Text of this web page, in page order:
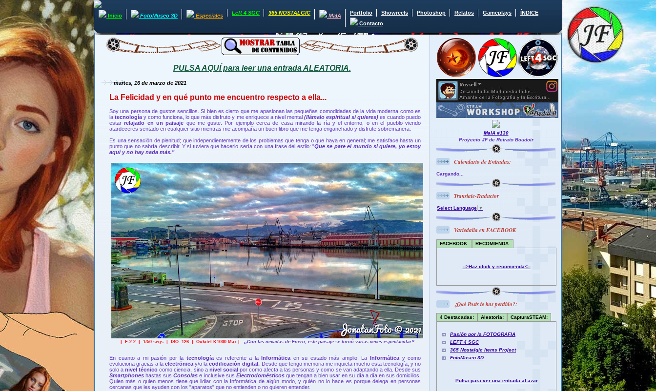
Inicio FotoMuseo 3D Especiales Left 4 SGC 365 NOSTALGIC MaIA Portfolio Showreels Photoshop Relatos Gameplays
ÍNDICE
Contacto
PULSA AQUÍ para leer una entrada ALEATORIA.
martes, 16 de marzo de 2021
La Felicidad y en qué punto me encuentro respecto a ella...
Soy una persona de gustos sencillos. Si bien es cierto que me apasionan las pequeñas comodidades de la vida moderna como es
latecnologíay como funciona, lo que más disfruto y me enriquece a nivel mental (llámalo espiritual si quieres)es cuando puedo
estarrelajado en un paisaje que me guste. Por ejemplo cerca de casa mirando la ría y el entorno, o en el pueblo viendo
atardeceres sentado en cualquier sitio mientras me acompaña un buen libro que me tenga enganchado y disfrute sobremanera.
Es una sensación de plenitud; que independientemente de los problemas que tenga o que haya en general; me satisface hasta un
punto que no sabría describir. Y si tuviera que hacerlo sería con una frase del estilo: "Que se pare el mundo si quiere, yo estoy
aquí y no hay nada más."
| F-2.2 | 1/50 segs | ISO: 126 | Oukitel K1000 Max | ¡¡Con las nevadas de Enero, este paisaje se tornó varias veces espectacular!!
En cuanto a mi pasión por la tecnologíaes referente a laInformática en su estado más amplio. La Informática y como
evoluciona gracias a laelectrónicay/o lacodificación digital. Desde que tengo memoria me inquieta mucho esta tecnología, y no
solo anivel técnicocomo ciencia, sino a nivel social por como afecta a las personas y como se van adaptando a ella. Desde sus
Smartphoneshastas susConsolase inclusive sus Electrodomésticos que tengan a bien usar en su día a día en sus domicilios.
Quien más o quien menos tiene que lidiar con la Informática de algún modo, y quién no lo hace es porque delega en personas
cercanas que les ayuden con los "aparatos" que no entienden o no quieren entender.
MaIA #130
Proyecto JF de Retrato Boudoir
Calendario de Entradas:
Cargando...
Translate-Traductor
Select Language ▼
Variedalia en FACEBOOK
FACEBOOK: RECOMIENDA:
-->Haz click y recomienda<--
¿Qué Posts te has perdido?:
4 Destacadas: Aleatoria: CapturaSTEAM:
Pasión por la FOTOGRAFIA
LEFT 4 SGC
365 Nostalgic Items Project
FotoMuseo 3D
Pulsa para ver una entrada al azar